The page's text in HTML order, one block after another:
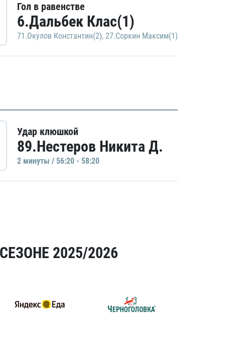
Гол в равенстве
6.Дальбек Клас(1)
71.Окулов Константин(2), 27.Соркин Максим(1)
Удар клюшкой
89.Нестеров Никита Д.
2 минуты / 56:20 - 58:20
2025/2026